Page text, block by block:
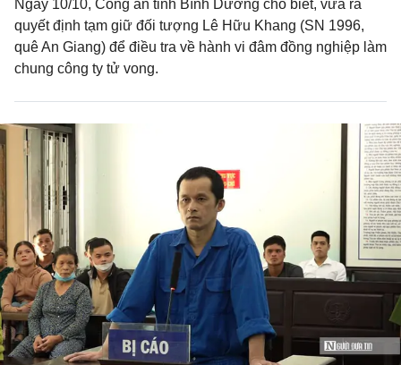
Ngày 10/10, Công an tỉnh Bình Dương cho biết, vừa ra
quyết định tạm giữ đối tượng Lê Hữu Khang (SN 1996,
quê An Giang) để điều tra về hành vi đâm đồng nghiệp làm
chung công ty tử vong.